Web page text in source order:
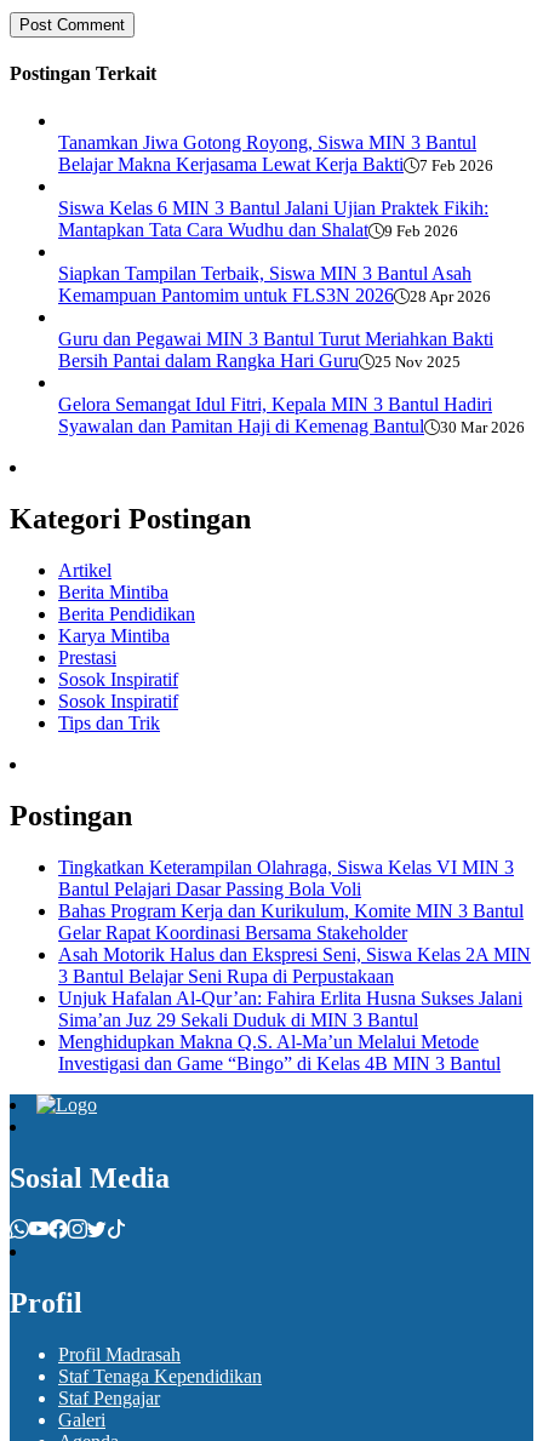
Postingan Terkait
Tanamkan Jiwa Gotong Royong, Siswa MIN 3 Bantul
Belajar Makna Kerjasama Lewat Kerja Bakti
7 Feb 2026
Siswa Kelas 6 MIN 3 Bantul Jalani Ujian Praktek Fikih:
Mantapkan Tata Cara Wudhu dan Shalat
9 Feb 2026
Siapkan Tampilan Terbaik, Siswa MIN 3 Bantul Asah
Kemampuan Pantomim untuk FLS3N 2026
28 Apr 2026
Guru dan Pegawai MIN 3 Bantul Turut Meriahkan Bakti
Bersih Pantai dalam Rangka Hari Guru
25 Nov 2025
Gelora Semangat Idul Fitri, Kepala MIN 3 Bantul Hadiri
Syawalan dan Pamitan Haji di Kemenag Bantul
30 Mar 2026
Kategori Postingan
Artikel
Berita Mintiba
Berita Pendidikan
Karya Mintiba
Prestasi
Sosok Inspiratif
Sosok Inspiratif
Tips dan Trik
Postingan
Tingkatkan Keterampilan Olahraga, Siswa Kelas VI MIN 3
Bantul Pelajari Dasar Passing Bola Voli
Bahas Program Kerja dan Kurikulum, Komite MIN 3 Bantul
Gelar Rapat Koordinasi Bersama Stakeholder
Asah Motorik Halus dan Ekspresi Seni, Siswa Kelas 2A MIN
3 Bantul Belajar Seni Rupa di Perpustakaan
Unjuk Hafalan Al-Qur’an: Fahira Erlita Husna Sukses Jalani
Sima’an Juz 29 Sekali Duduk di MIN 3 Bantul
Menghidupkan Makna Q.S. Al-Ma’un Melalui Metode
Investigasi dan Game “Bingo” di Kelas 4B MIN 3 Bantul
Sosial Media
Profil
Profil Madrasah
Staf Tenaga Kependidikan
Staf Pengajar
Galeri